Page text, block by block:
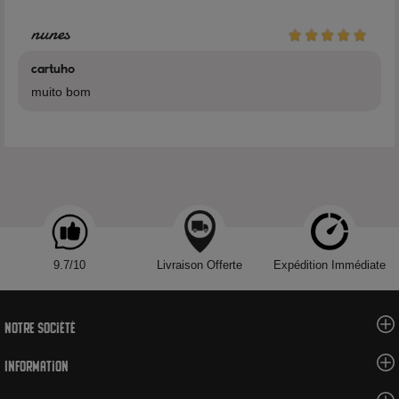
nunes
cartuho
muito bom
9.7/10 Livraison Offerte Expédition Immédiate
Notre société
Information